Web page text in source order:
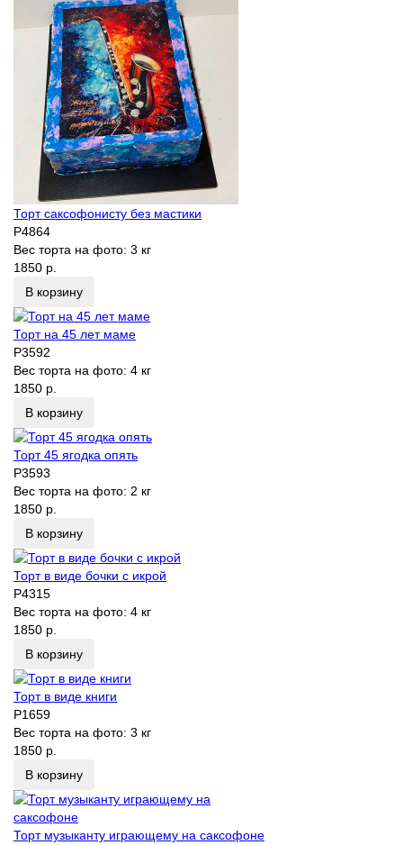
Торт саксофонисту без мастики
P4864
Вес торта на фото: 3 кг
1850 р.
В корзину
Торт на 45 лет маме
P3592
Вес торта на фото: 4 кг
1850 р.
В корзину
Торт 45 ягодка опять
P3593
Вес торта на фото: 2 кг
1850 р.
В корзину
Торт в виде бочки с икрой
P4315
Вес торта на фото: 4 кг
1850 р.
В корзину
Торт в виде книги
P1659
Вес торта на фото: 3 кг
1850 р.
В корзину
Торт музыканту играющему на саксофоне